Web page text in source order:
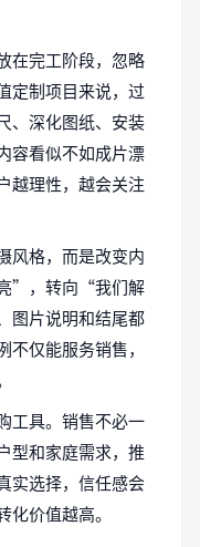
在完工阶段，忽略
定制项目来说，过
、深化图纸、安装
容看似不如成片漂
越理性，越会关注
风格，而是改变内
”，转向“我们解
图片说明和结尾都
仅能服务销售，
工具。销售不必一
型和家庭需求，推
实选择，信任感会
价值越高。